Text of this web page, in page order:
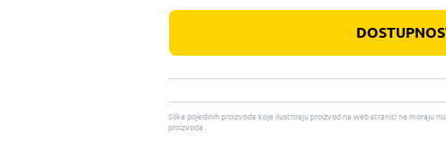
Slike pojedinih proizvoda koje ilustriraju proizvod na web stranici ne moraju
proizvoda.